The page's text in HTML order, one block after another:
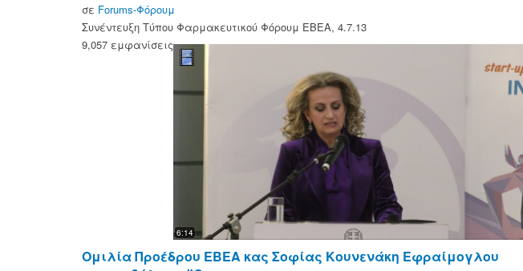
σε Forums-Φόρουμ
Συνέντευξη Τύπου Φαρμακευτικού Φόρουμ ΕΒΕΑ, 4.7.13
9,057 εμφανίσεις
6:14
Ομιλία Προέδρου ΕΒΕΑ κας Σοφίας Κουνενάκη Εφραίμογλου